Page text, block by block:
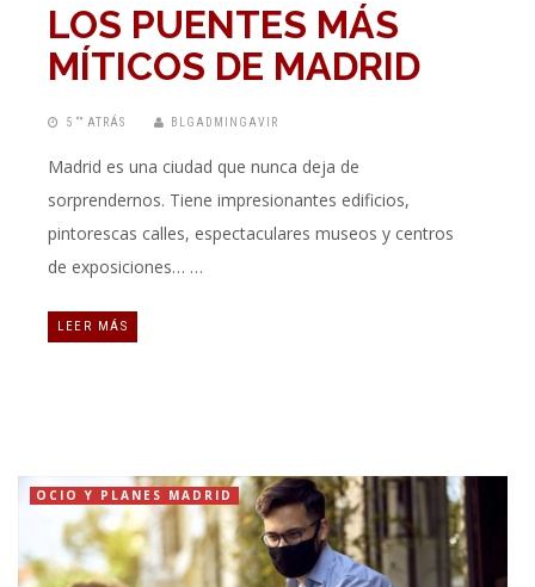
LOS PUENTES MÁS
MÍTICOS DE MADRID
5 “” ATRÁS BLGADMINGAVIR
Madrid es una ciudad que nunca deja de
sorprendernos. Tiene impresionantes edificios,
pintorescas calles, espectaculares museos y centros
de exposiciones… …
LEER MÁS
OCIO Y PLANES MADRID